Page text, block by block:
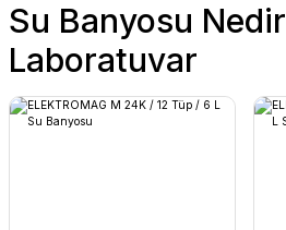
Su Banyosu Nedir
Laboratuvar